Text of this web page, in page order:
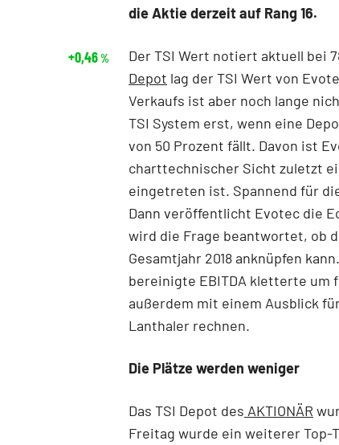
die Aktie derzeit auf Rang 16.
Der TSI Wert notiert aktuell bei
Depot lag der TSI Wert von
Verkaufs ist aber noch lange
TSI System erst, wenn eine
von 50 Prozent fällt. Davon ist
charttechnischer Sicht zuletzt
eingetreten ist. Spannend für
Dann veröffentlicht Evotec die
wird die Frage beantwortet, ob
Gesamtjahr 2018 anknüpfen
bereinigte EBITDA kletterte um
außerdem mit einem Ausblick
Lanthaler rechnen.
Die Plätze werden weniger
Das TSI Depot des AKTIONÄR
Freitag wurde ein weiterer
+0,46%